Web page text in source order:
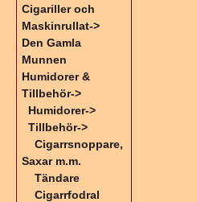
Cigariller och
Maskinrullat->
Den Gamla
Munnen
Humidorer &
Tillbehör->
Humidorer->
Tillbehör->
Cigarrsnoppare,
Saxar m.m.
Tändare
Cigarrfodral